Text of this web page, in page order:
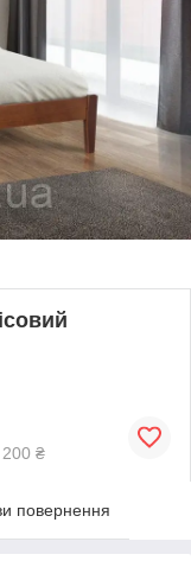
₴
повернення